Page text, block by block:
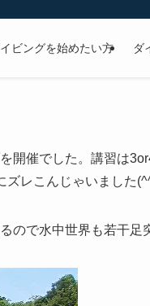
ビングを始めたい方 ダ
開催でした。講習は
レこんじゃいました(^^
ので水中世界も若干足